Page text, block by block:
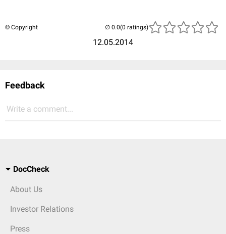
© Copyright
12.05.2014
(0 ratings)
Feedback
Write a comment...
DocCheck
About Us
Investor Relations
Press